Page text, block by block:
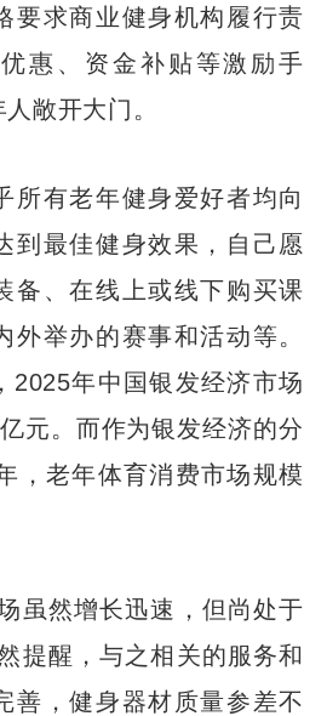
要求商业健身机构履行责
惠、资金补贴等激励手
敞开大门。
有老年健身爱好者均向
到最佳健身效果，自己愿
备、在线上或线下购买课
外举办的赛事和活动等。
2025年中国银发经济市场
元。而作为银发经济的分
，老年体育消费市场规模
然增长迅速，但尚处于
提醒，与之相关的服务和
善，健身器材质量参差不